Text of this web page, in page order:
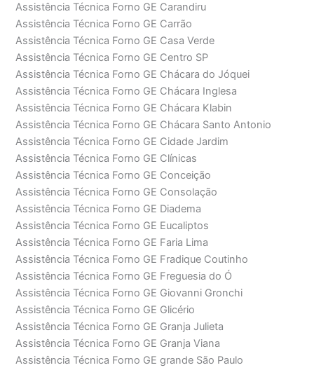
Assistência Técnica Forno GE Carandiru
Assistência Técnica Forno GE Carrão
Assistência Técnica Forno GE Casa Verde
Assistência Técnica Forno GE Centro SP
Assistência Técnica Forno GE Chácara do Jóquei
Assistência Técnica Forno GE Chácara Inglesa
Assistência Técnica Forno GE Chácara Klabin
Assistência Técnica Forno GE Chácara Santo Antonio
Assistência Técnica Forno GE Cidade Jardim
Assistência Técnica Forno GE Clínicas
Assistência Técnica Forno GE Conceição
Assistência Técnica Forno GE Consolação
Assistência Técnica Forno GE Diadema
Assistência Técnica Forno GE Eucaliptos
Assistência Técnica Forno GE Faria Lima
Assistência Técnica Forno GE Fradique Coutinho
Assistência Técnica Forno GE Freguesia do Ó
Assistência Técnica Forno GE Giovanni Gronchi
Assistência Técnica Forno GE Glicério
Assistência Técnica Forno GE Granja Julieta
Assistência Técnica Forno GE Granja Viana
Assistência Técnica Forno GE grande São Paulo